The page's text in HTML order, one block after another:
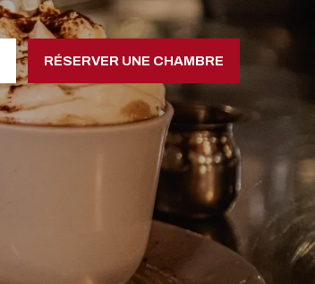
RÉSERVER UNE CHAMBRE